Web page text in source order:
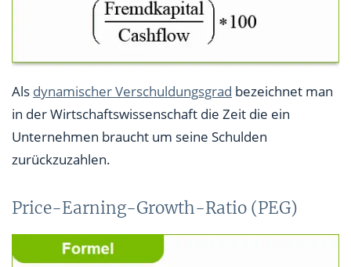
Als dynamischer Verschuldungsgrad bezeichnet man
in der Wirtschaftswissenschaft die Zeit die ein
Unternehmen braucht um seine Schulden
zurückzuzahlen.
Price-Earning-Growth-Ratio (PEG)